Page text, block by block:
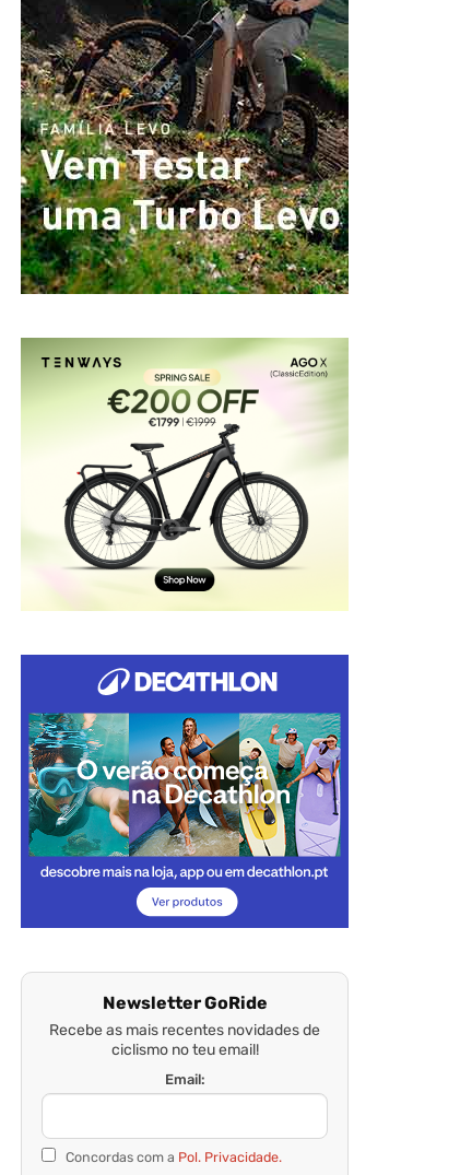
Newsletter GoRide
Recebe as mais recentes novidades de
ciclismo no teu email!
Email:
Concordas com a Pol. Privacidade.